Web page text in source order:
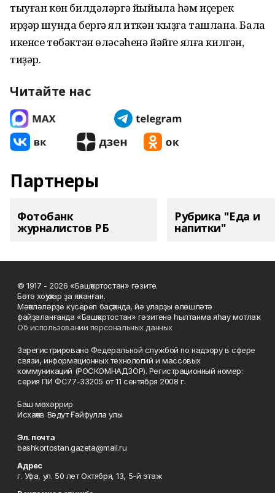
тыуған көн билдәләргә йыйыла һәм иҫерек
ирҙәр шунда бергә ял иткән ҡыҙға ташлана. Бала
икенсе төбәктән өләсәһенә йәйге ялға килгән,
тиҙәр.
Читайте нас
Партнеры
Фотобанк
журналистов РБ
Рубрика "Еда и
напитки"
© 1917 - 2026 «Башҡортостан» гәзите.
Бөтә хоҡуҡтар ҙа яҡланған.
Мәҡәләләрҙе күсереп баҫҡанда, йә уларҙы өлөшләтә
файҙаланғанда «Башҡортостан» гәзитенә һылтанма яһау мотлаҡ.
Об использовании персональных данных
Зарегистрировано Федеральной службой по надзору в сфере
связи, информационных технологий и массовых
коммуникаций (РОСКОМНАДЗОР). Регистрационный номер:
серия ПИ ФС77-33205 от 11 сентября 2008 г.
Баш мөхәррир
Исхаҡов Вәдүт Ғәйфулла улы
Эл. почта
bashkortostan.gazeta@mail.ru
Адрес
г. Уфа, ул. 50 лет Октября, 13, 5-й этаж